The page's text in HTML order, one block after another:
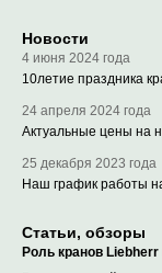
Новости
4 июня 2024 года
10летие праздника
24 апреля 2024 года
Актуальные цены на
25 декабря 2023 года
Наш график работы
Статьи, обзоры
Роль кранов